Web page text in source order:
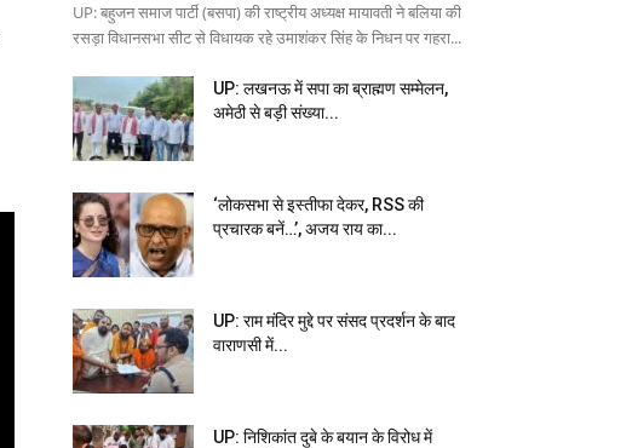
UP: बहुजन समाज पार्टी (बसपा) की राष्ट्रीय अध्यक्ष मायावती ने बलिया की
रसड़ा विधानसभा सीट से विधायक रहे उमाशंकर सिंह के निधन पर गहरा...
UP: लखनऊ में सपा का ब्राह्मण सम्मेलन,
अमेठी से बड़ी संख्या...
‘लोकसभा से इस्तीफा देकर, RSS की
प्रचारक बनें…’, अजय राय का...
UP: राम मंदिर मुद्दे पर संसद प्रदर्शन के बाद
वाराणसी में...
UP: निशिकांत दुबे के बयान के विरोध में